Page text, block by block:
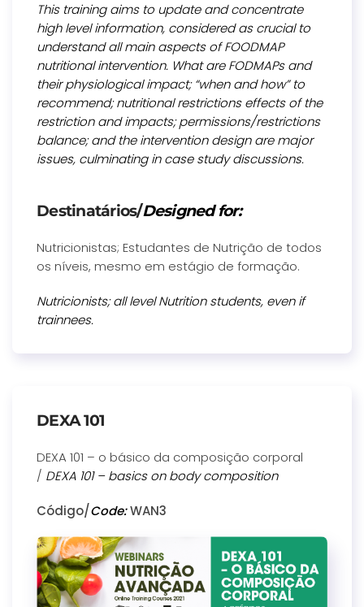
This training aims to update and concentrate
high level information, considered as crucial to
understand all main aspects of FOODMAP
nutritional intervention. What are FODMAPs and
their physiological impact; “when and how” to
recommend; nutritional restrictions effects of the
restriction and impacts; permissions/restrictions
balance; and the intervention design are major
issues, culminating in case study discussions.
Destinatários/Designed for:
Nutricionistas; Estudantes de Nutrição de todos
os níveis, mesmo em estágio de formação.
Nutricionists; all level Nutrition students, even if
trainnees.
DEXA 101
DEXA 101 – o básico da composição corporal
/ DEXA 101 – basics on body composition
Código/Code:WAN3